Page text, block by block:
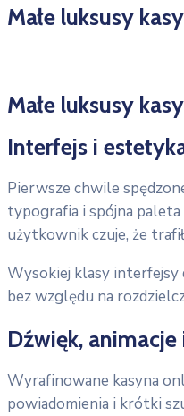
Małe luksusy
Małe luksusy
Interfejs i
Pierwsze chwile
typografia i spójna
użytkownik czuje, że
Wysokiej klasy interfejsy
bez względu na
Dźwięk,
Wyrafinowane kasyna
powiadomienia i krótki